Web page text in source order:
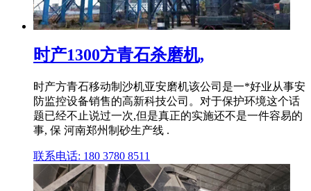
时产1300方青石杀磨机,
时产方青石移动制沙机亚安磨机该公司是一*好业从事安
防监控设备销售的高新科技公司。对于保护环境这个话
题已经不止说过一次,但是真正的实施还不是一件容易的
事, 保 河南郑州制砂生产线 .
联系电话: 180 3780 8511